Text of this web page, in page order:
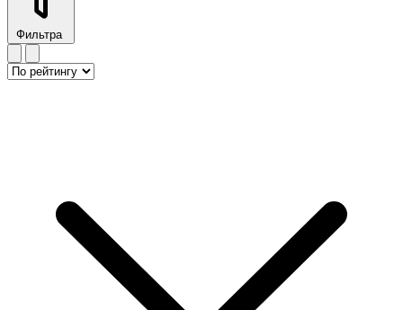
Фильтра